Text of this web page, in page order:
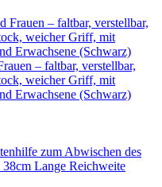
– faltbar, verstellbar,
weicher Griff, mit
Erwachsene (Schwarz)